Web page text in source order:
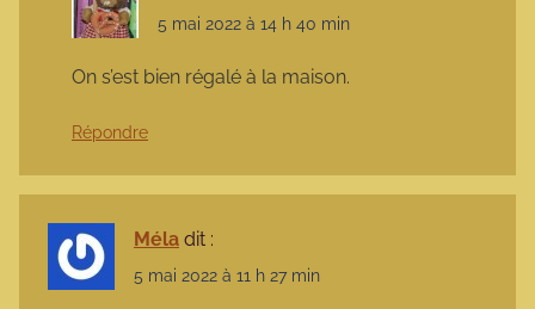
5 mai 2022 à 14 h 40 min
On s’est bien régalé à la maison.
Répondre
Méla dit :
5 mai 2022 à 11 h 27 min